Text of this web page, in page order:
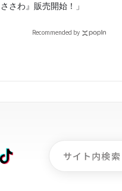
ささわ』販売開始！」
Recommended by